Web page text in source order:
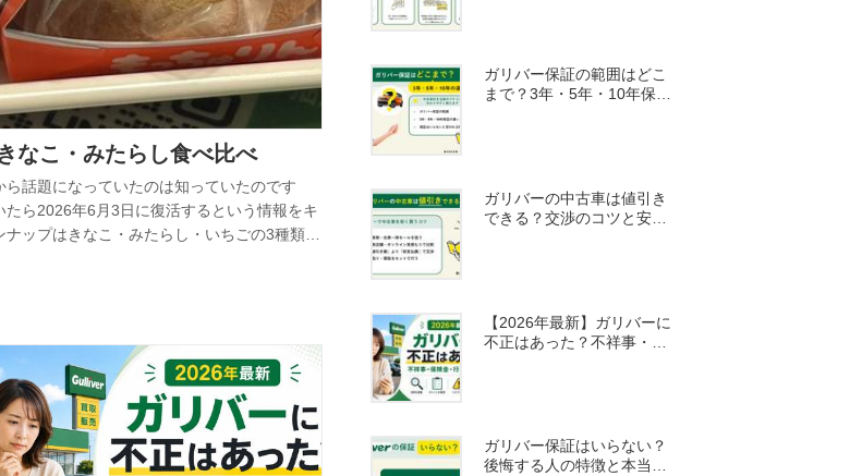
なこ・みたらし食べ比べ
話題になっていたのは知っていたのです
ら2026年6月3日に復活するという情報をキ
ップはきなこ・みたらし・いちごの3種類。
あ行ける日に行けばいいかと思っていた
売数が決まっていて、しか...
ガリバー保証の範囲はどこ
まで？3年・5年・10年保証
ガリバーの中古車は値引き
できる？交渉のコツと安く
【2026年最新】ガリバーに
不正はあった？不祥事・保
ガリバー保証はいらない？
後悔する人の特徴と本当に